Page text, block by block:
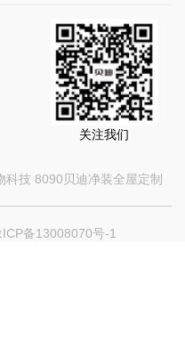
关注我们
科技 8090贝迪净装全屋定制
ICP备13008070号-1